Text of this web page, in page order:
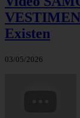
Existen
03/05/2026